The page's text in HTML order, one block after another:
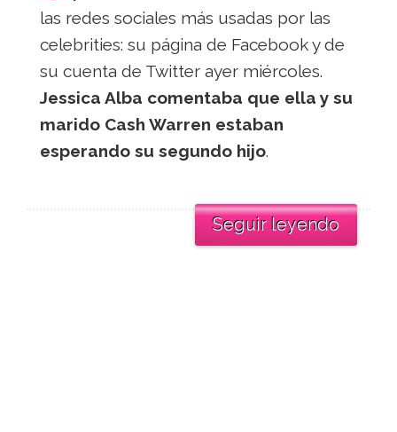
las redes sociales más usadas por las
celebrities: su página de Facebook y de
su cuenta de Twitter ayer miércoles.
Jessica Alba comentaba que ella y su
marido Cash Warren estaban
esperando su segundo hijo.
Seguir leyendo